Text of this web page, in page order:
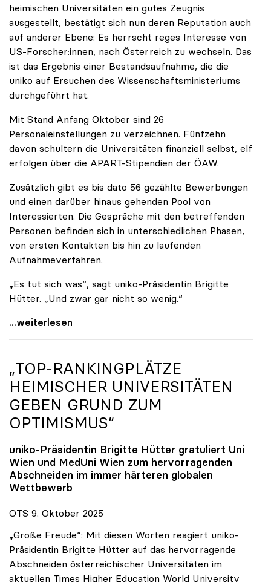
heimischen Universitäten ein gutes Zeugnis
ausgestellt, bestätigt sich nun deren Reputation auch
auf anderer Ebene: Es herrscht reges Interesse von
US-Forscher:innen, nach Österreich zu wechseln. Das
ist das Ergebnis einer Bestandsaufnahme, die die
uniko auf Ersuchen des Wissenschaftsministeriums
durchgeführt hat.
Mit Stand Anfang Oktober sind 26
Personaleinstellungen zu verzeichnen. Fünfzehn
davon schultern die Universitäten finanziell selbst, elf
erfolgen über die APART-Stipendien der ÖAW.
Zusätzlich gibt es bis dato 56 gezählte Bewerbungen
und einen darüber hinaus gehenden Pool von
Interessierten. Die Gespräche mit den betreffenden
Personen befinden sich in unterschiedlichen Phasen,
von ersten Kontakten bis hin zu laufenden
Aufnahmeverfahren.
„Es tut sich was“, sagt uniko-Präsidentin Brigitte
Hütter. „Und zwar gar nicht so wenig.“
Reges Interesse von US-Forscher:innen an
...weiterlesen
„TOP-RANKINGPLÄTZE
HEIMISCHER UNIVERSITÄTEN
GEBEN GRUND ZUM
OPTIMISMUS“
uniko-Präsidentin Brigitte Hütter gratuliert Uni
Wien und MedUni Wien zum hervorragenden
Abschneiden im immer härteren globalen
Wettbewerb
OTS 9. Oktober 2025
„Große Freude“: Mit diesen Worten reagiert uniko-
Präsidentin Brigitte Hütter auf das hervorragende
Abschneiden österreichischer Universitäten im
aktuellen Times Higher Education World University